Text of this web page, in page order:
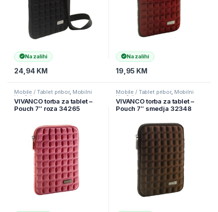
Na zalihi
24,94 KM
Na zalihi
19,95 KM
Mobile / Tablet pribor, Mobilni
Uređaji
VIVANCO torba za tablet –
Pouch 7″ roza 34265
Mobile / Tablet pribor, Mobilni
Uređaji
VIVANCO torba za tablet –
Pouch 7″ smedja 32348